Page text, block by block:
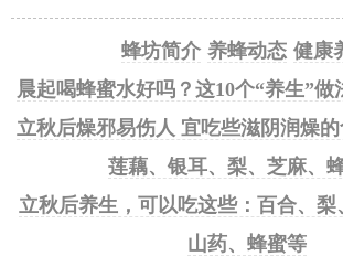
蜂坊简介 养蜂动态 健康
晨起喝蜂蜜水好吗？这10个“养生”做
立秋后燥邪易伤人 宜吃些滋阴润燥的
莲藕、银耳、梨、芝麻、
立秋后养生，可以吃这些：百合、梨
山药、蜂蜜等